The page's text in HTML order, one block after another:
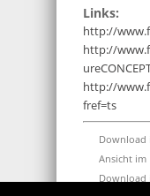
Links:
http://
http://
http://
fref=ts
Download
Ansicht im
Download